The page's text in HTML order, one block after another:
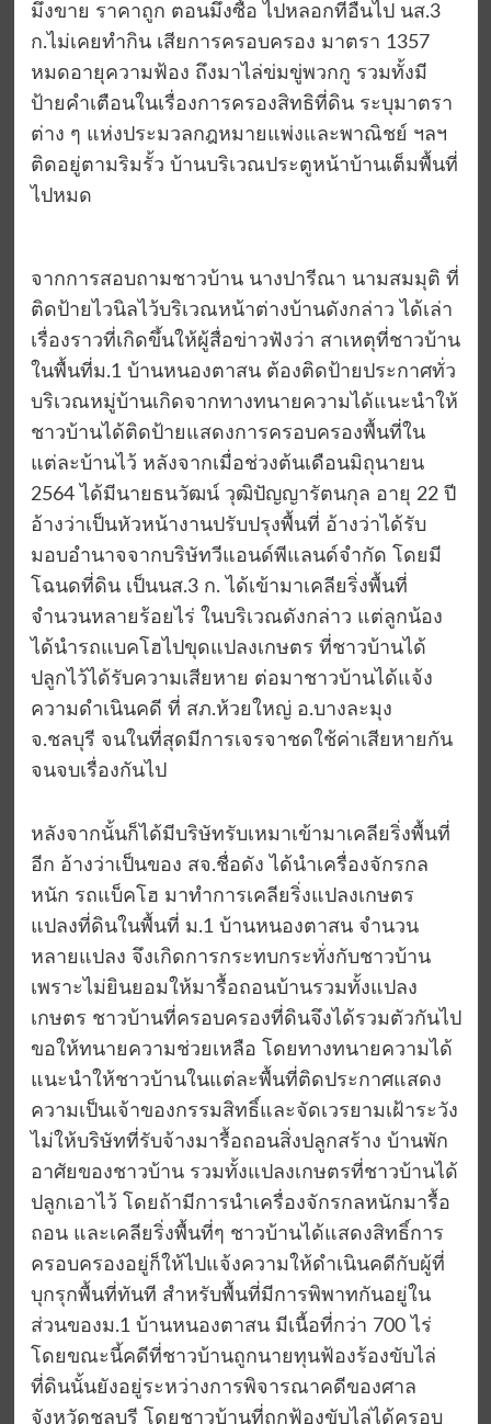
มึงขาย ราคาถูก ตอนมึงซื้อ ไปหลอกที่อื่นไป นส.3
ก.ไม่เคยทำกิน เสียการครอบครอง มาตรา 1357
หมดอายุความฟ้อง ถึงมาไล่ข่มขู่พวกกู รวมทั้งมี
ป้ายคำเตือนในเรื่องการครองสิทธิที่ดิน ระบุมาตรา
ต่าง ๆ แห่งประมวลกฎหมายแพ่งและพาณิชย์ ฯลฯ
ติดอยู่ตามริมรั้ว บ้านบริเวณประตูหน้าบ้านเต็มพื้นที่
ไปหมด
จากการสอบถามชาวบ้าน นางปารีณา นามสมมุติ ที่
ติดป้ายไวนิลไว้บริเวณหน้าต่างบ้านดังกล่าว ได้เล่า
เรื่องราวที่เกิดขึ้นให้ผู้สื่อข่าวฟังว่า สาเหตุที่ชาวบ้าน
ในพื้นที่ม.1 บ้านหนองตาสน ต้องติดป้ายประกาศทั่ว
บริเวณหมู่บ้านเกิดจากทางทนายความได้แนะนำให้
ชาวบ้านได้ติดป้ายแสดงการครอบครองพื้นที่ใน
แต่ละบ้านไว้ หลังจากเมื่อช่วงต้นเดือนมิถุนายน
2564 ได้มีนายธนวัฒน์ วุฒิปัญญารัตนกุล อายุ 22 ปี
อ้างว่าเป็นหัวหน้างานปรับปรุงพื้นที่ อ้างว่าได้รับ
มอบอำนาจจากบริษัทวีแอนด์พีแลนด์จำกัด โดยมี
โฉนดที่ดิน เป็นนส.3 ก. ได้เข้ามาเคลียริ่งพื้นที่
จำนวนหลายร้อยไร่ ในบริเวณดังกล่าว แต่ลูกน้อง
ได้นำรถแบคโฮไปขุดแปลงเกษตร ที่ชาวบ้านได้
ปลูกไว้ได้รับความเสียหาย ต่อมาชาวบ้านได้แจ้ง
ความดำเนินคดี ที่ สภ.ห้วยใหญ่ อ.บางละมุง
จ.ชลบุรี จนในที่สุดมีการเจรจาชดใช้ค่าเสียหายกัน
จนจบเรื่องกันไป
หลังจากนั้นก็ได้มีบริษัทรับเหมาเข้ามาเคลียริ่งพื้นที่
อีก อ้างว่าเป็นของ สจ.ชื่อดัง ได้นำเครื่องจักรกล
หนัก รถแบ็คโฮ มาทำการเคลียริ่งแปลงเกษตร
แปลงที่ดินในพื้นที่ ม.1 บ้านหนองตาสน จำนวน
หลายแปลง จึงเกิดการกระทบกระทั่งกับชาวบ้าน
เพราะไม่ยินยอมให้มารื้อถอนบ้านรวมทั้งแปลง
เกษตร ชาวบ้านที่ครอบครองที่ดินจึงได้รวมตัวกันไป
ขอให้ทนายความช่วยเหลือ โดยทางทนายความได้
แนะนำให้ชาวบ้านในแต่ละพื้นที่ติดประกาศแสดง
ความเป็นเจ้าของกรรมสิทธิ์และจัดเวรยามเฝ้าระวัง
ไม่ให้บริษัทที่รับจ้างมารื้อถอนสิ่งปลูกสร้าง บ้านพัก
อาศัยของชาวบ้าน รวมทั้งแปลงเกษตรที่ชาวบ้านได้
ปลูกเอาไว้ โดยถ้ามีการนำเครื่องจักรกลหนักมารื้อ
ถอน และเคลียริ่งพื้นที่ๆ ชาวบ้านได้แสดงสิทธิ์การ
ครอบครองอยู่ก็ให้ไปแจ้งความให้ดำเนินคดีกับผู้ที่
บุกรุกพื้นที่ทันที สำหรับพื้นที่มีการพิพาทกันอยู่ใน
ส่วนของม.1 บ้านหนองตาสน มีเนื้อที่กว่า 700 ไร่
โดยขณะนี้คดีที่ชาวบ้านถูกนายทุนฟ้องร้องขับไล่
ที่ดินนั้นยังอยู่ระหว่างการพิจารณาคดีของศาล
จังหวัดชลบุรี โดยชาวบ้านที่ถูกฟ้องขับไล่ได้ครอบ